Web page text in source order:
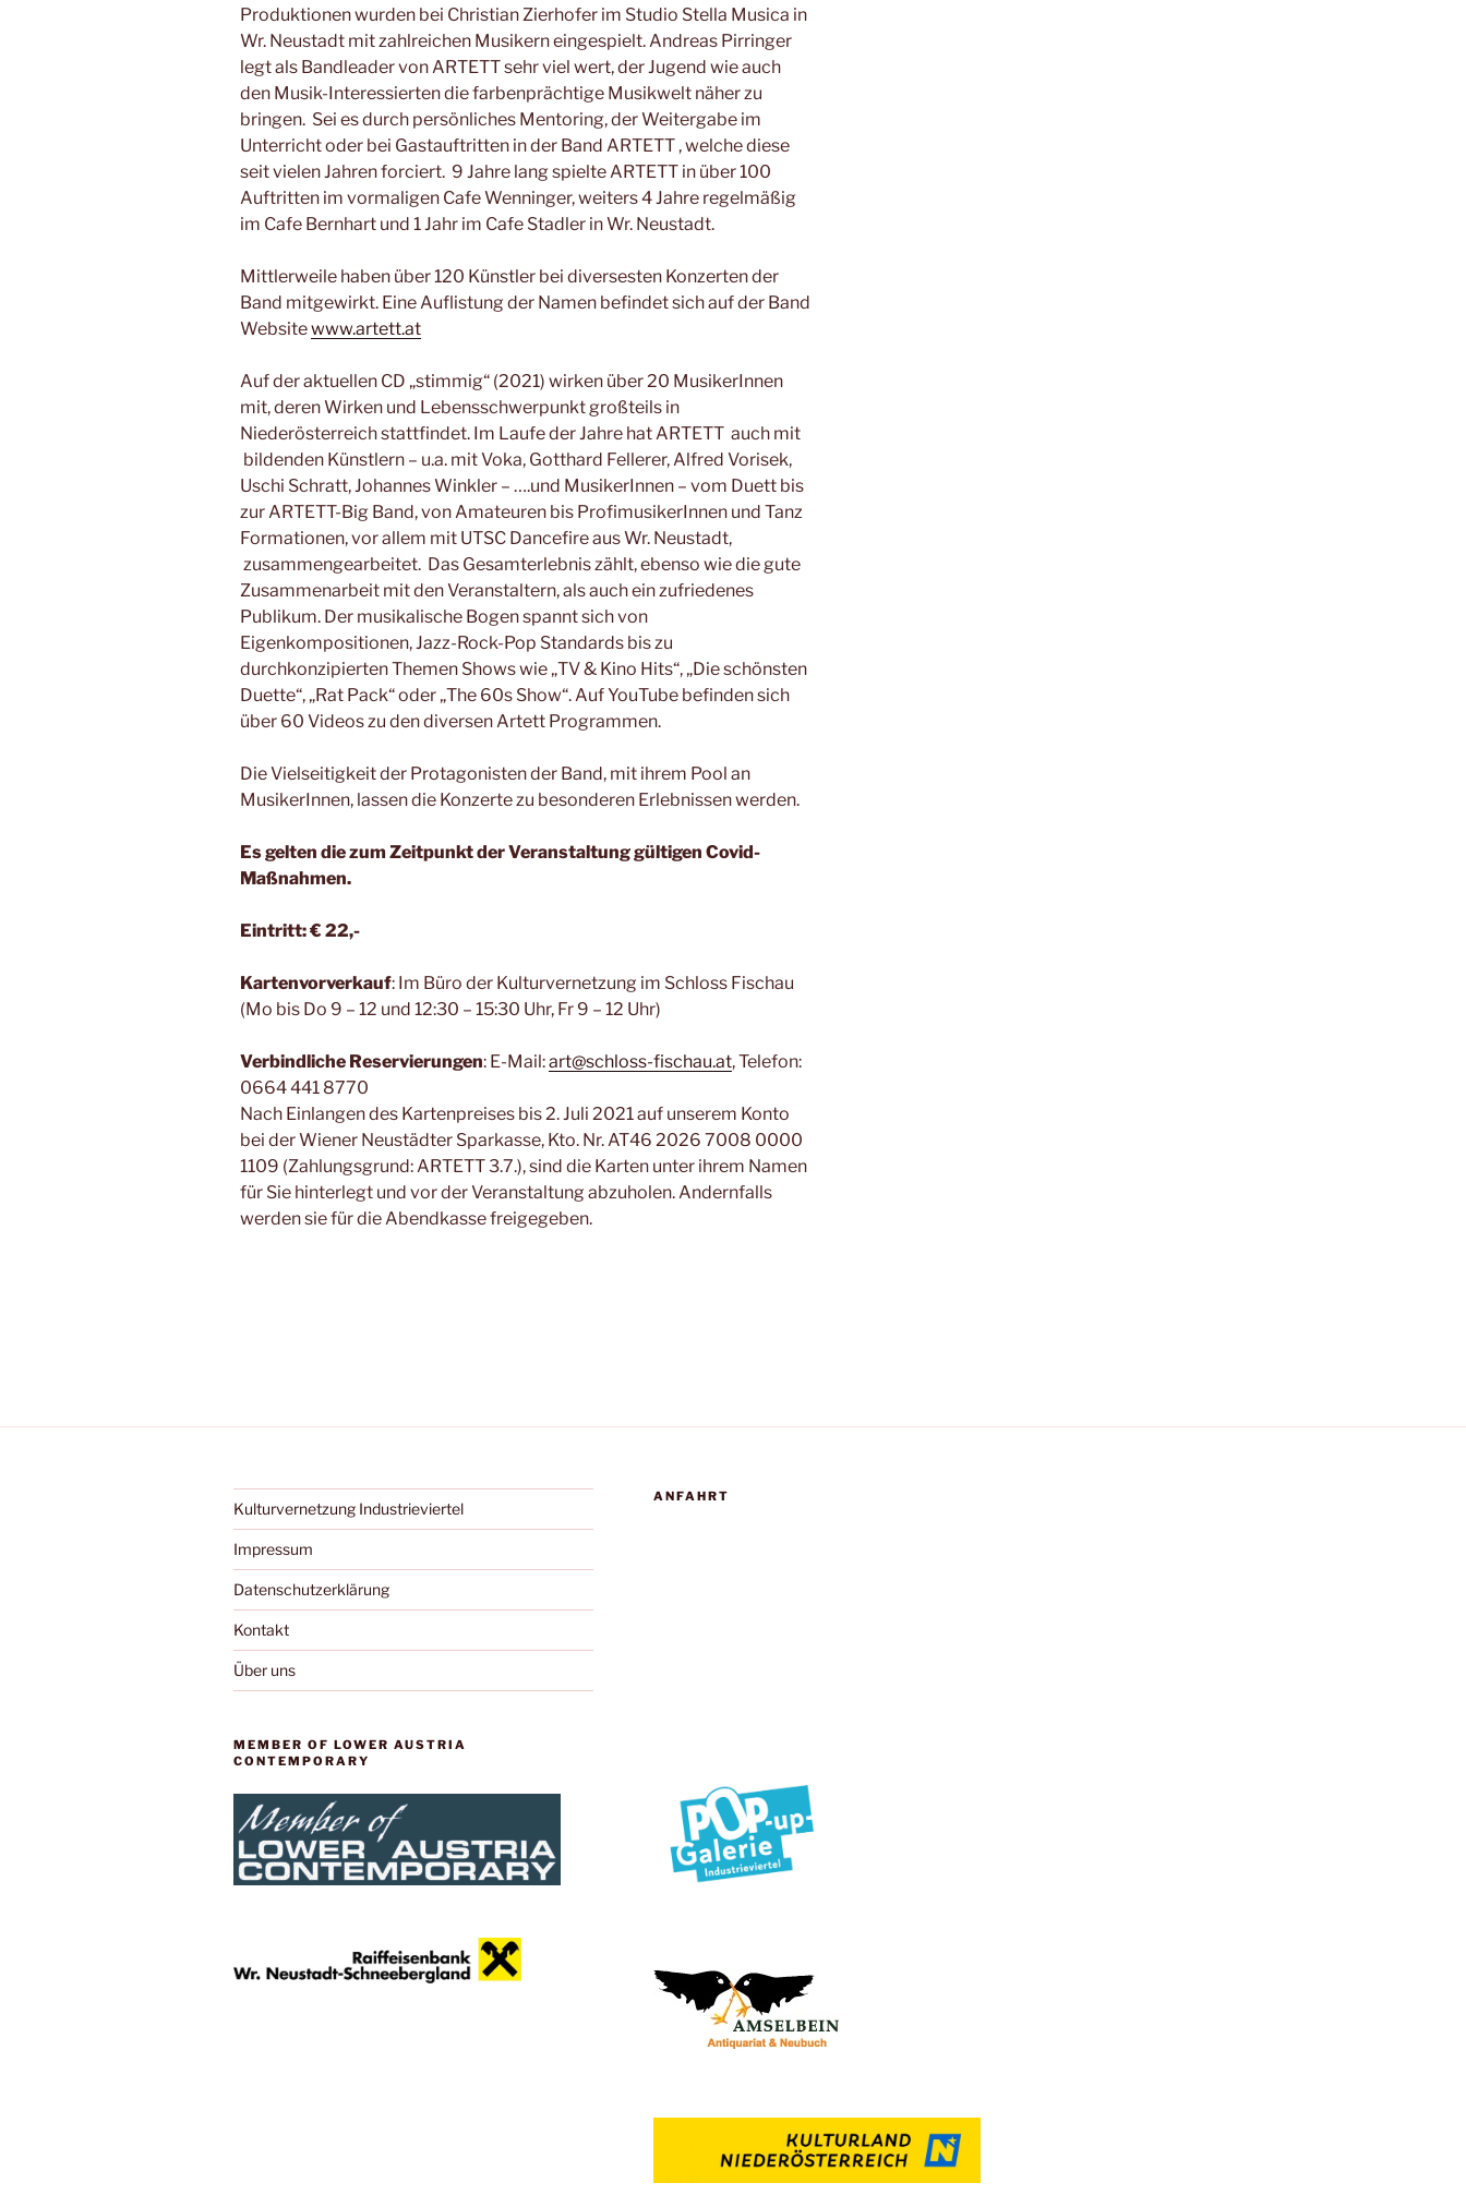
Produktionen wurden bei Christian Zierhofer im Studio Stella Musica in
Wr. Neustadt mit zahlreichen Musikern eingespielt. Andreas Pirringer
legt als Bandleader von ARTETT sehr viel wert, der Jugend wie auch
den Musik-Interessierten die farbenprächtige Musikwelt näher zu
bringen. Sei es durch persönliches Mentoring, der Weitergabe im
Unterricht oder bei Gastauftritten in der Band ARTETT , welche diese
seit vielen Jahren forciert. 9 Jahre lang spielte ARTETT in über 100
Auftritten im vormaligen Cafe Wenninger, weiters 4 Jahre regelmäßig
im Cafe Bernhart und 1 Jahr im Cafe Stadler in Wr. Neustadt.
Mittlerweile haben über 120 Künstler bei diversesten Konzerten der
Band mitgewirkt. Eine Auflistung der Namen befindet sich auf der Band
Websitewww.artett.at
Auf der aktuellen CD „stimmig“ (2021) wirken über 20 MusikerInnen
mit, deren Wirken und Lebensschwerpunkt großteils in
Niederösterreich stattfindet. Im Laufe der Jahre hat ARTETT auch mit
bildenden Künstlern – u.a. mit Voka, Gotthard Fellerer, Alfred Vorisek,
Uschi Schratt, Johannes Winkler – ….und MusikerInnen – vom Duett bis
zur ARTETT-Big Band, von Amateuren bis ProfimusikerInnen und Tanz
Formationen, vor allem mit UTSC Dancefire aus Wr. Neustadt,
zusammengearbeitet. Das Gesamterlebnis zählt, ebenso wie die gute
Zusammenarbeit mit den Veranstaltern, als auch ein zufriedenes
Publikum. Der musikalische Bogen spannt sich von
Eigenkompositionen, Jazz-Rock-Pop Standards bis zu
durchkonzipierten Themen Shows wie „TV & Kino Hits“, „Die schönsten
Duette“, „Rat Pack“ oder „The 60s Show“. Auf YouTube befinden sich
über 60 Videos zu den diversen Artett Programmen.
Die Vielseitigkeit der Protagonisten der Band, mit ihrem Pool an
MusikerInnen, lassen die Konzerte zu besonderen Erlebnissen werden.
Es gelten die zum Zeitpunkt der Veranstaltung gültigen Covid-
Maßnahmen.
Eintritt: € 22,-
Kartenvorverkauf: Im Büro der Kulturvernetzung im Schloss Fischau
(Mo bis Do 9 – 12 und 12:30 – 15:30 Uhr, Fr 9 – 12 Uhr)
Verbindliche Reservierungen: E-Mail:art@schloss-fischau.at, Telefon:
0664 441 8770
Nach Einlangen des Kartenpreises bis 2. Juli 2021 auf unserem Konto
bei der Wiener Neustädter Sparkasse, Kto. Nr. AT46 2026 7008 0000
1109 (Zahlungsgrund: ARTETT 3.7.), sind die Karten unter ihrem Namen
für Sie hinterlegt und vor der Veranstaltung abzuholen. Andernfalls
werden sie für die Abendkasse freigegeben.
Kulturvernetzung Industrieviertel
Impressum
Datenschutzerklärung
Kontakt
Über uns
MEMBER OF LOWER AUSTRIA
CONTEMPORARY
ANFAHRT